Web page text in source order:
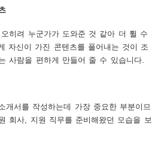
히려 누군가가 도와준 것 같아 더 튈 수
자신이 가진 콘텐츠를 풀어내는 것이 조
사람을 편하게 만들어 줄 수 있습니다.
개서를 작성하는데 가장 중요한 부분이므
회사, 지원 직무를 준비해왔던 모습을 보